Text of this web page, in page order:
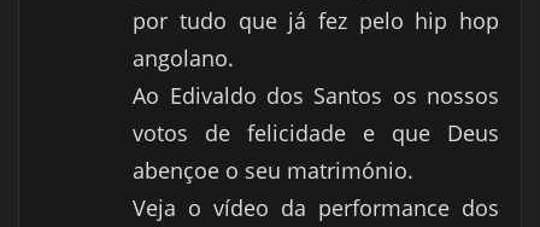
por tudo que já fez pelo hip hop
angolano.
Ao Edivaldo dos Santos os nossos
votos de felicidade e que Deus
abençoe o seu matrimónio.
Veja o vídeo da performance dos